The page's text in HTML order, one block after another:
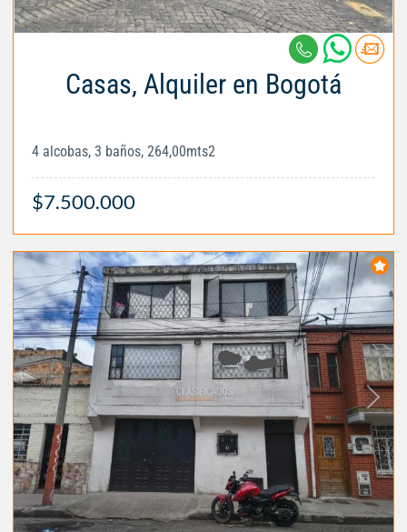
Casas, Alquiler en Bogotá
4 alcobas, 3 baños, 264,00mts2
$7.500.000